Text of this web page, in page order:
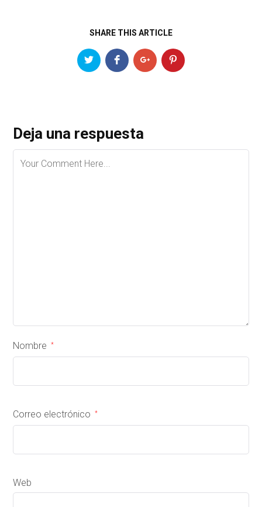
SHARE THIS ARTICLE
Deja una respuesta
Nombre *
Correo electrónico *
Web